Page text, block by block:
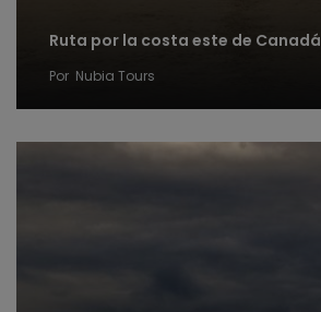
Ruta por la costa este de Canadá
Por Nubia Tours